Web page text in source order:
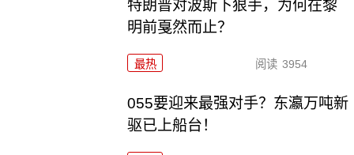
特朗普对波斯下狠手，为何在黎
明前戛然而止？
最热 阅读 3954
055要迎来最强对手？东瀛万吨新
驱已上船台！